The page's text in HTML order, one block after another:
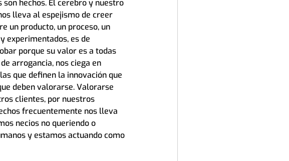
hechos. El cerebro y nuestro
lleva al espejismo de creer
un producto, un proceso, un
experimentados, es de
porque su valor es a todas
arrogancia, nos ciega en
que definen la innovación que
deben valorarse. Valorarse
clientes, por nuestros
frecuentemente nos lleva
necios no queriendo o
y estamos actuando como